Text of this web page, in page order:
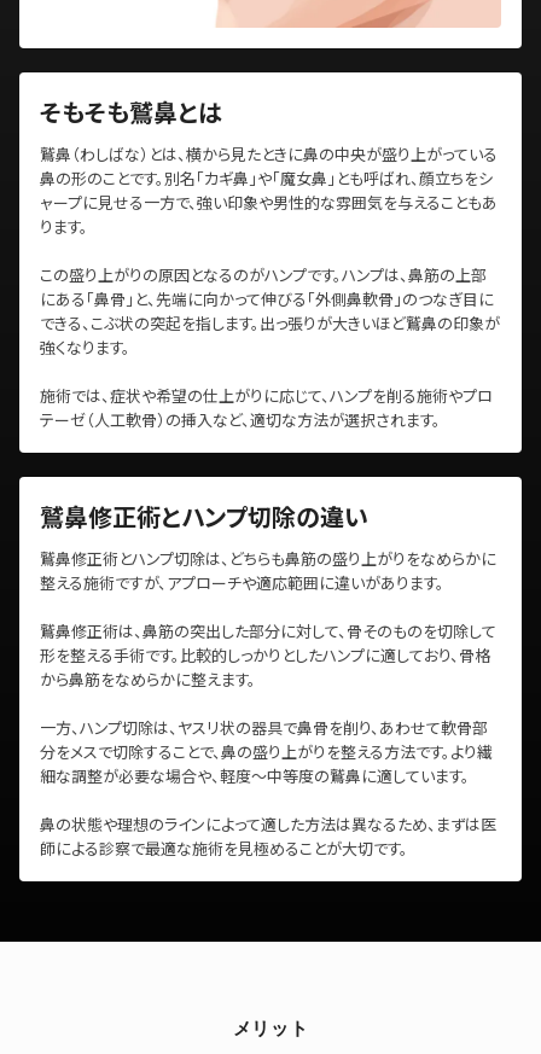
そもそも鷲鼻とは
鷲鼻（わしばな）とは、横から見たときに鼻の中央が盛り上がっている
鼻の形のことです。別名「カギ鼻」や「魔女鼻」とも呼ばれ、顔立ちをシ
ャープに見せる一方で、強い印象や男性的な雰囲気を与えることもあ
ります。
この盛り上がりの原因となるのがハンプです。ハンプは、鼻筋の上部
にある「鼻骨」と、先端に向かって伸びる「外側鼻軟骨」のつなぎ目に
できる、こぶ状の突起を指します。出っ張りが大きいほど鷲鼻の印象が
強くなります。
施術では、症状や希望の仕上がりに応じて、ハンプを削る施術やプロ
テーゼ（人工軟骨）の挿入など、適切な方法が選択されます。
鷲鼻修正術とハンプ切除の違い
鷲鼻修正術とハンプ切除は、どちらも鼻筋の盛り上がりをなめらかに
整える施術ですが、アプローチや適応範囲に違いがあります。
鷲鼻修正術は、鼻筋の突出した部分に対して、骨そのものを切除して
形を整える手術です。比較的しっかりとしたハンプに適しており、骨格
から鼻筋をなめらかに整えます。
一方、ハンプ切除は、ヤスリ状の器具で鼻骨を削り、あわせて軟骨部
分をメスで切除することで、鼻の盛り上がりを整える方法です。より繊
細な調整が必要な場合や、軽度〜中等度の鷲鼻に適しています。
鼻の状態や理想のラインによって適した方法は異なるため、まずは医
師による診察で最適な施術を見極めることが大切です。
メリット